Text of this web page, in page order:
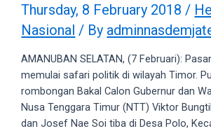
upload
porn
videos
website
Thursday, 8 February 2018/
Nasional / By
AMANUBAN SELATAN, (7 Februari):
memulai safari politik di wilayah Timor.
rombongan Bakal Calon Gubernur dan
Nusa Tenggara Timur (NTT) Viktor
dan Josef Nae Soi tiba di Desa Polo,